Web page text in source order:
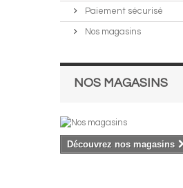
Paiement sécurisé
Nos magasins
NOS MAGASINS
Découvrez nos magasins